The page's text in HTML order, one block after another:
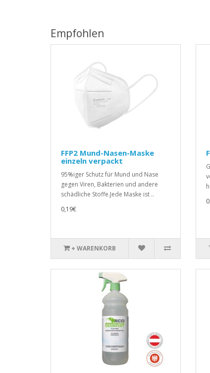
Empfohlen
FFP2 Mund-Nasen-Maske
einzeln verpackt
95%iger Schutz für Mund und Nase
gegen Viren, Bakterien und andere
schädliche Stoffe.Jede Maske ist ..
0,19€
+ WARENKORB